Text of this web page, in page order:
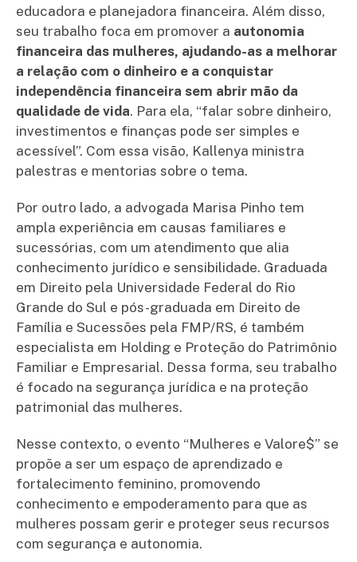
educadora e planejadora financeira. Além disso,
seu trabalho foca em promover a autonomia
financeira das mulheres, ajudando-as a melhorar
a relação com o dinheiro e a conquistar
independência financeira sem abrir mão da
qualidade de vida. Para ela, “falar sobre dinheiro,
investimentos e finanças pode ser simples e
acessível”. Com essa visão, Kallenya ministra
palestras e mentorias sobre o tema.
Por outro lado, a advogada Marisa Pinho tem
ampla experiência em causas familiares e
sucessórias, com um atendimento que alia
conhecimento jurídico e sensibilidade. Graduada
em Direito pela Universidade Federal do Rio
Grande do Sul e pós-graduada em Direito de
Família e Sucessões pela FMP/RS, é também
especialista em Holding e Proteção do Patrimônio
Familiar e Empresarial. Dessa forma, seu trabalho
é focado na segurança jurídica e na proteção
patrimonial das mulheres.
Nesse contexto, o evento “Mulheres e Valore$” se
propõe a ser um espaço de aprendizado e
fortalecimento feminino, promovendo
conhecimento e empoderamento para que as
mulheres possam gerir e proteger seus recursos
com segurança e autonomia.